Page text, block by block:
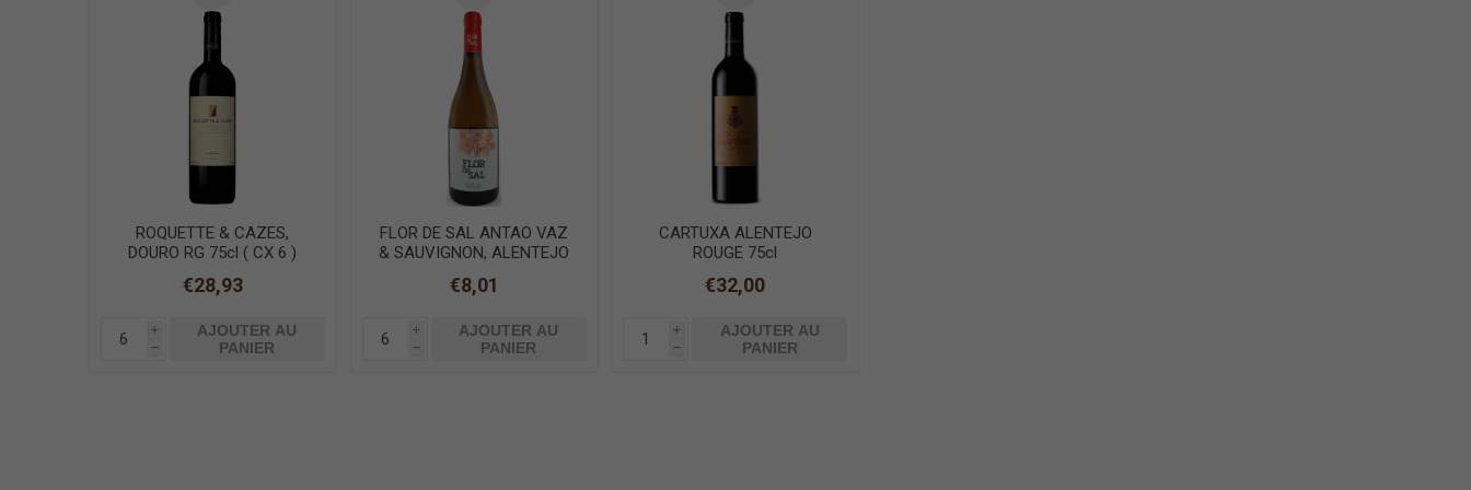
ROQUETTE & CAZES,
DOURO RG 75cl ( CX 6 )
€28,93
i
h
AJOUTER AU
PANIER
FLOR DE SAL ANTAO VAZ
& SAUVIGNON, ALENTEJO
€8,01
i
h
AJOUTER AU
PANIER
CARTUXA ALENTEJO
ROUGE 75cl
€32,00
i
h
AJOUTER AU
PANIER